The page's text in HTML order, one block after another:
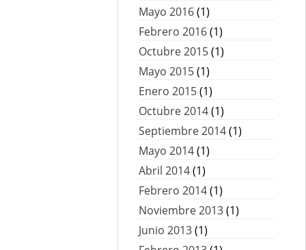
Mayo 2016(1)
Febrero 2016(1)
Octubre 2015(1)
Mayo 2015(1)
Enero 2015(1)
Octubre 2014(1)
Septiembre 2014(1)
Mayo 2014(1)
Abril 2014(1)
Febrero 2014(1)
Noviembre 2013(1)
Junio 2013(1)